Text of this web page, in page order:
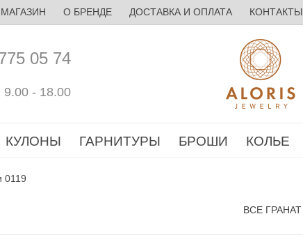
О БРЕНДЕ ДОСТАВКА И ОПЛАТА КОНТАКТЫ
05 74
9.00 - 18.00
КУЛОНЫ ГАРНИТУРЫ БРОШИ КОЛЬЕ
0119
ВСЕ ГРАНАТ